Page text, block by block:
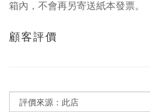
箱內，不會再另寄送紙本發票。
顧客評價